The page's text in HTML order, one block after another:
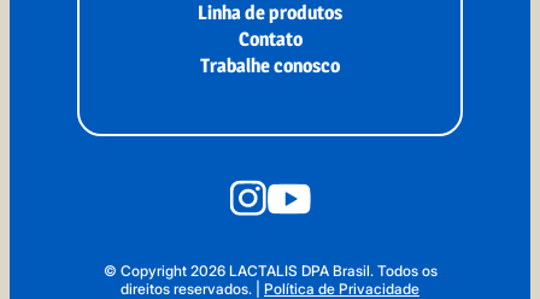
Linha de produtos
Contato
Trabalhe conosco
© Copyright 2026 LACTALIS DPA Brasil. Todos os
direitos reservados.
Política de Privacidade